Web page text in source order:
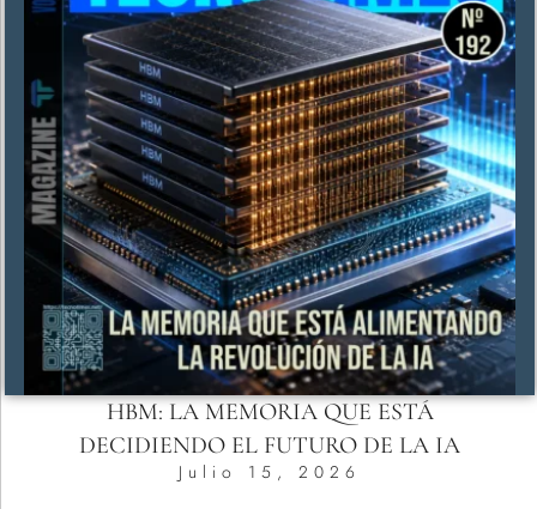
HBM: LA MEMORIA QUE ESTÁ
DECIDIENDO EL FUTURO DE LA IA
Julio 15, 2026